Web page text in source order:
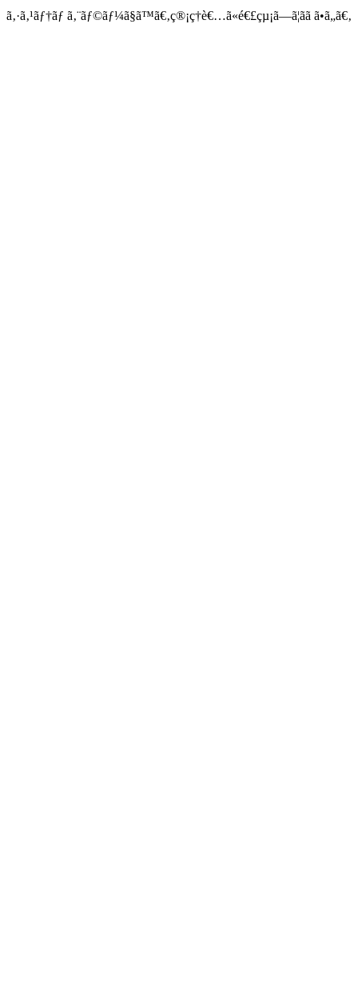
ã‚·ã‚¹ãƒ†ãƒ ã‚¨ãƒ©ãƒ¼ã§ã™ã€‚ç®¡ç†è€…ã«é€£çµ¡ã—ã¦ãã ã•ã„ã€‚